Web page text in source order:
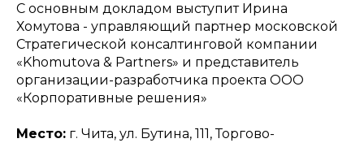
С основным докладом выступит Ирина
Хомутова - управляющий партнер московской
Стратегической консалтинговой компании
«Khomutova & Partners» и представитель
организации-разработчика проекта ООО
«Корпоративные решения»
Место: г. Чита, ул. Бутина, 111, Торгово-